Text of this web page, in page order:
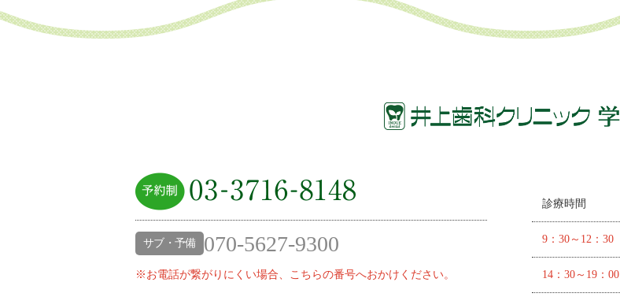
サブ・予備 070-5627-9300
※お電話が繋がりにくい場合、こちらの番号へおかけください。
診療時間
9：30～12：30
14：30～19：00